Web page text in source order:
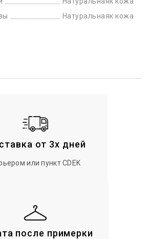
Натуральнаяк кожа
от 3х дней
или пункт CDEK
после примерки